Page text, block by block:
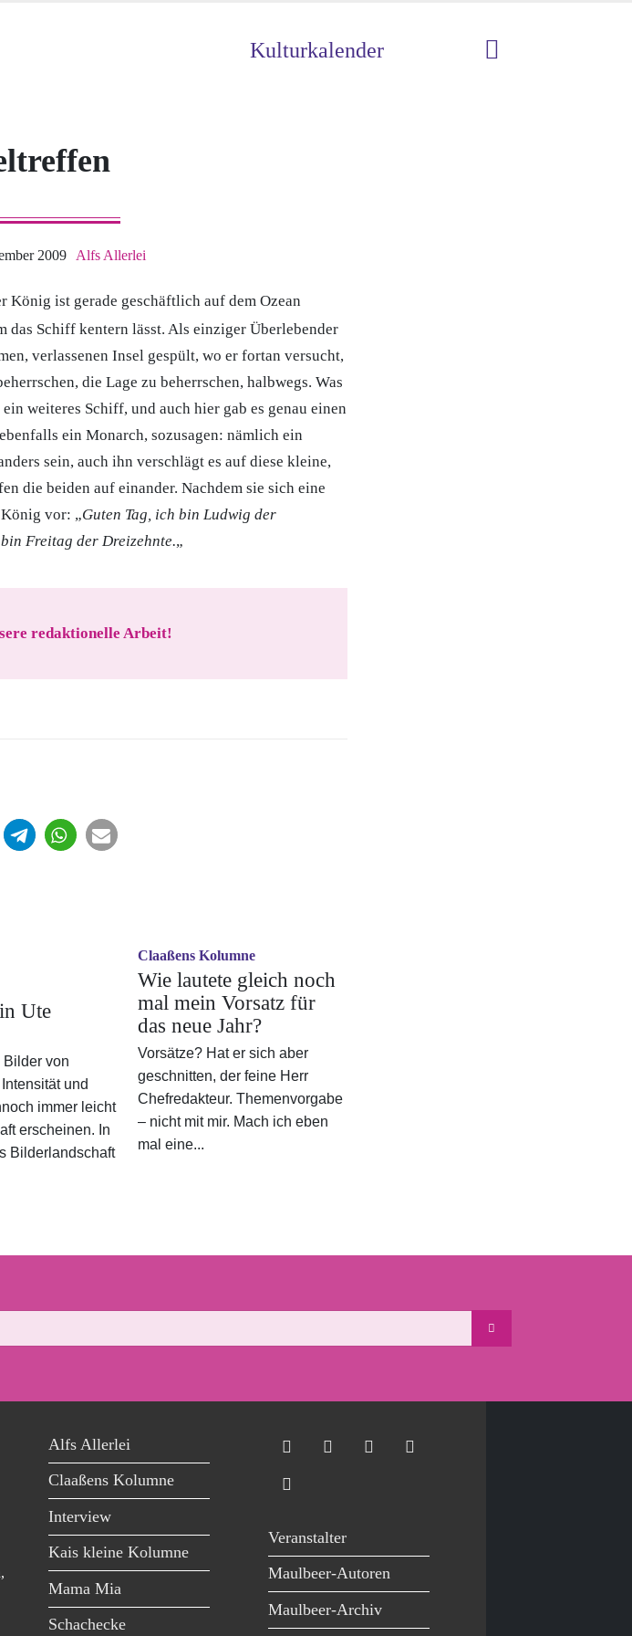
Kulturkalender
2009 Alfs Allerlei
König ist gerade geschäftlich auf dem Ozean
das Schiff kentern lässt. Als einziger Überlebender
verlassenen Insel gespült, wo er fortan versucht,
die Lage zu beherrschen, halbwegs. Was
weiteres Schiff, und auch hier gab es genau einen
ein Monarch, sozusagen: nämlich ein
sein, auch ihn verschlägt es auf diese kleine,
die beiden auf einander. Nachdem sie sich eine
vor: „Guten Tag, ich bin Ludwig der
Freitag der Dreizehnte.„
redaktionelle Arbeit!
Ute
Bilder von
und
immer leicht
erscheinen. In
Bilderlandschaft
Claaßens Kolumne
Wie lautete gleich noch
mal mein Vorsatz für
das neue Jahr?
Vorsätze? Hat er sich aber
geschnitten, der feine Herr
Chefredakteur. Themenvorgabe
– nicht mit mir. Mach ich eben
mal eine...
Alfs Allerlei
Claaßens Kolumne
Interview
Kais kleine Kolumne
Mama Mia
Schachecke
Veranstalter
Maulbeer-Autoren
Maulbeer-Archiv